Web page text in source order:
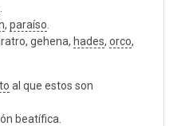
, paraíso
gehena, hades, orco,
al que estos son
beatífica.